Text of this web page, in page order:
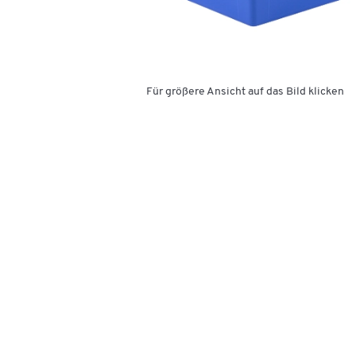
Für größere Ansicht auf das Bild klicken